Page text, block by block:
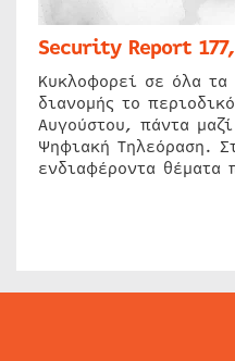
Security Report
Κυκλοφορεί σε όλα τα
διανομής το
Αυγούστου, πάντα
Ψηφιακή Τηλεόραση.
ενδιαφέροντα θέματα